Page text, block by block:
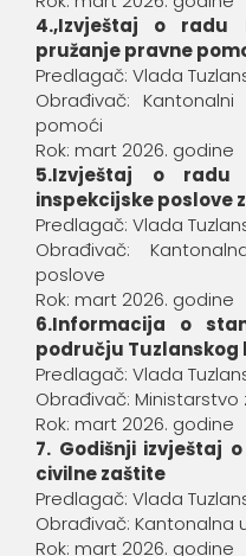
4.,Izvještaj o radu
pružanje pravne
Predlagač: Vlada
Obrađivač:
pomoći
Rok: mart 2026. godine
5.Izvještaj o radu
inspekcijske poslove
Predlagač: Vlada
Obrađivač:
poslove
Rok: mart 2026. godine
6.Informacija o
području Tuzlanskog
Predlagač: Vlada
Obrađivač:
Rok: mart 2026. godine
7. Godišnji izvještaj
civilne zaštite
Predlagač: Vlada
Obrađivač: Kantonalna
Rok: mart 2026. godine